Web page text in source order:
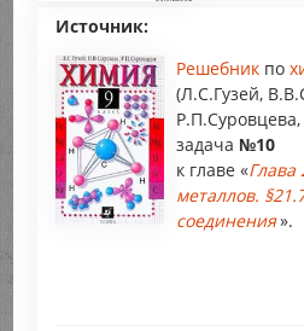
Источник:
Решебник по
(Л.С.Гузей,
Р.П.Суровцева,
задача №10
к главе «Глава
металлов.
соединения».